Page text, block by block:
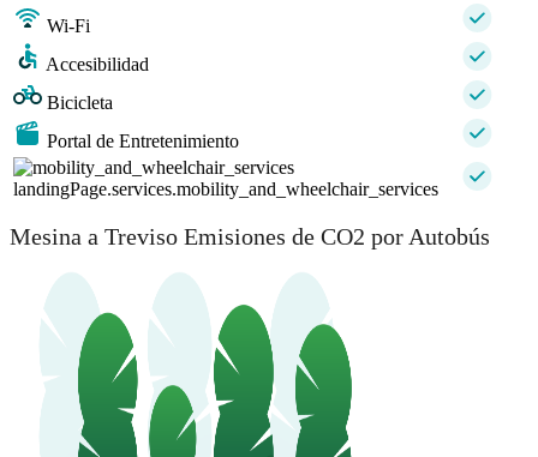
Wi-Fi
Accesibilidad
Bicicleta
Portal de Entretenimiento
landingPage.services.mobility_and_wheelchair_services
Mesina a Treviso Emisiones de CO2 por Autobús